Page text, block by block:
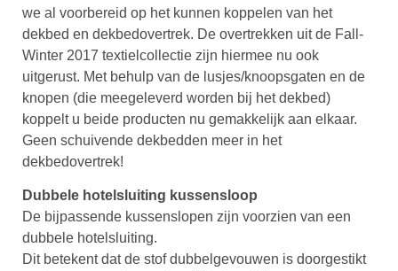
we al voorbereid op het kunnen koppelen van het
dekbed en dekbedovertrek. De overtrekken uit de Fall-
Winter 2017 textielcollectie zijn hiermee nu ook
uitgerust. Met behulp van de lusjes/knoopsgaten en de
knopen (die meegeleverd worden bij het dekbed)
koppelt u beide producten nu gemakkelijk aan elkaar.
Geen schuivende dekbedden meer in het
dekbedovertrek!
Dubbele hotelsluiting kussensloop
De bijpassende kussenslopen zijn voorzien van een
dubbele hotelsluiting.
Dit betekent dat de stof dubbelgevouwen is doorgestikt